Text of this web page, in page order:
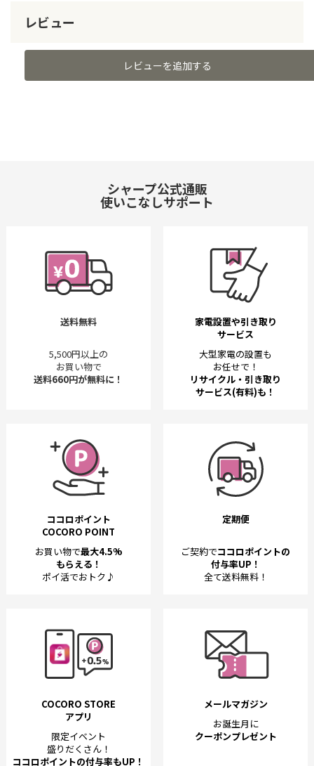
レビュー
レビューを追加する
シャープ公式通販
使いこなしサポート
送料無料
5,500円以上の
お買い物で
送料660円が無料に！
家電設置や引き取り
サービス
大型家電の設置も
お任せで！
リサイクル・引き取り
サービス(有料)も！
ココロポイント
COCORO POINT
お買い物で最大4.5%
もらえる！
ポイ活でおトク♪
定期便
ご契約でココロポイントの
付与率UP！
全て送料無料！
COCORO STORE
アプリ
限定イベント
盛りだくさん！
ココロポイントの付与率もUP！
メールマガジン
お誕生月に
クーポンプレゼント